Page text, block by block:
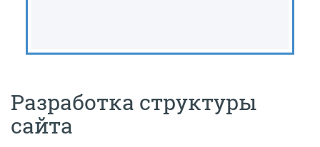
Разработка структуры
сайта